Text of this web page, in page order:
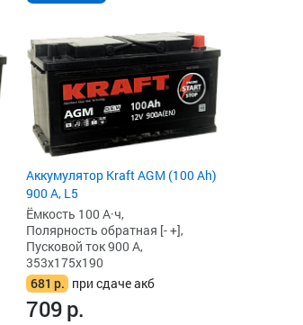
Аккумулятор Kraft AGM (100 Ah)
900 А, L5
Ёмкость 100 А·ч,
Полярность обратная [- +],
Пусковой ток 900 А,
353x175x190
681 р. при сдаче акб
709р.